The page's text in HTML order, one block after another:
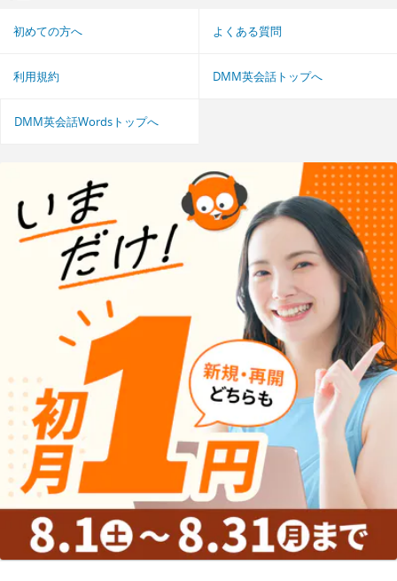
初めての方へ よくある質問
利用規約 DMM英会話トップへ
DMM英会話Wordsトップへ